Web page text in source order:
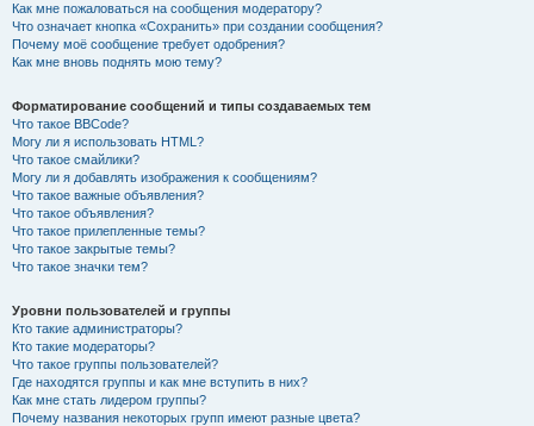
Как мне пожаловаться на сообщения модератору?
Что означает кнопка «Сохранить» при создании сообщения?
Почему моё сообщение требует одобрения?
Как мне вновь поднять мою тему?
Форматирование сообщений и типы создаваемых тем
Что такое BBCode?
Могу ли я использовать HTML?
Что такое смайлики?
Могу ли я добавлять изображения к сообщениям?
Что такое важные объявления?
Что такое объявления?
Что такое прилепленные темы?
Что такое закрытые темы?
Что такое значки тем?
Уровни пользователей и группы
Кто такие администраторы?
Кто такие модераторы?
Что такое группы пользователей?
Где находятся группы и как мне вступить в них?
Как мне стать лидером группы?
Почему названия некоторых групп имеют разные цвета?